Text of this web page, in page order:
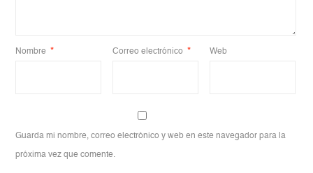
Nombre * Correo electrónico * Web
Guarda mi nombre, correo electrónico y web en este navegador para la
próxima vez que comente.